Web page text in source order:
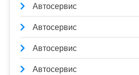
Автосервис
Автосервис
Автосервис
Автосервис